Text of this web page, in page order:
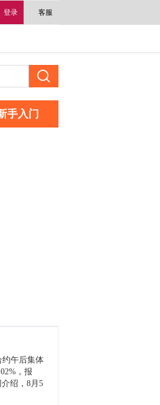
登录 客服
手入门
约午后集体
，报
绍，8月5